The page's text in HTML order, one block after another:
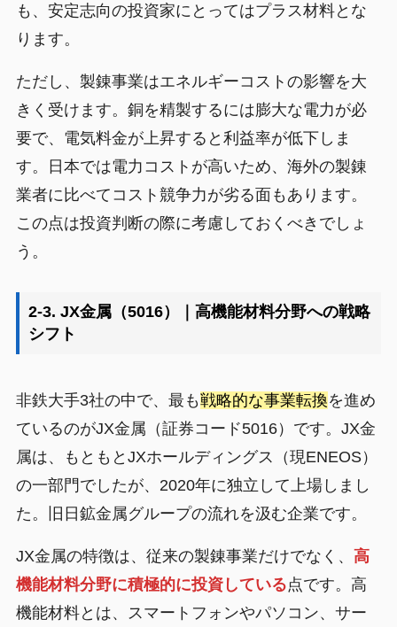
も、安定志向の投資家にとってはプラス材料とな
ります。
ただし、製錬事業はエネルギーコストの影響を大
きく受けます。銅を精製するには膨大な電力が必
要で、電気料金が上昇すると利益率が低下しま
す。日本では電力コストが高いため、海外の製錬
業者に比べてコスト競争力が劣る面もあります。
この点は投資判断の際に考慮しておくべきでしょ
う。
2-3. JX金属（5016）｜高機能材料分野への戦略
シフト
非鉄大手3社の中で、最も戦略的な事業転換を進め
ているのがJX金属（証券コード5016）です。JX金
属は、もともとJXホールディングス（現ENEOS）
の一部門でしたが、2020年に独立して上場しまし
た。旧日鉱金属グループの流れを汲む企業です。
JX金属の特徴は、従来の製錬事業だけでなく、 高
機能材料分野に積極的に投資している点です。高
機能材料とは、スマートフォンやパソコン、サー